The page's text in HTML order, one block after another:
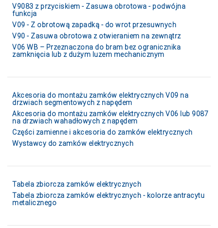
V9083 z przyciskiem - Zasuwa obrotowa - podwójna
funkcja
V09 - Z obrotową zapadką - do wrot przesuwnych
V90 - Zasuwa obrotowa z otwieraniem na zewnątrz
V06 WB – Przeznaczona do bram bez ogranicznika
zamknięcia lub z dużym luzem mechanicznym
Akcesoria do montażu zamków elektrycznych V09 na
drzwiach segmentowych z napędem
Akcesoria do montażu zamków elektrycznych V06 lub 9087
na drzwiach wahadłowych z napędem
Części zamienne i akcesoria do zamków elektrycznych
Wystawcy do zamków elektrycznych
Tabela zbiorcza zamków elektrycznych
Tabela zbiorcza zamków elektrycznych - kolorze antracytu
metalicznego